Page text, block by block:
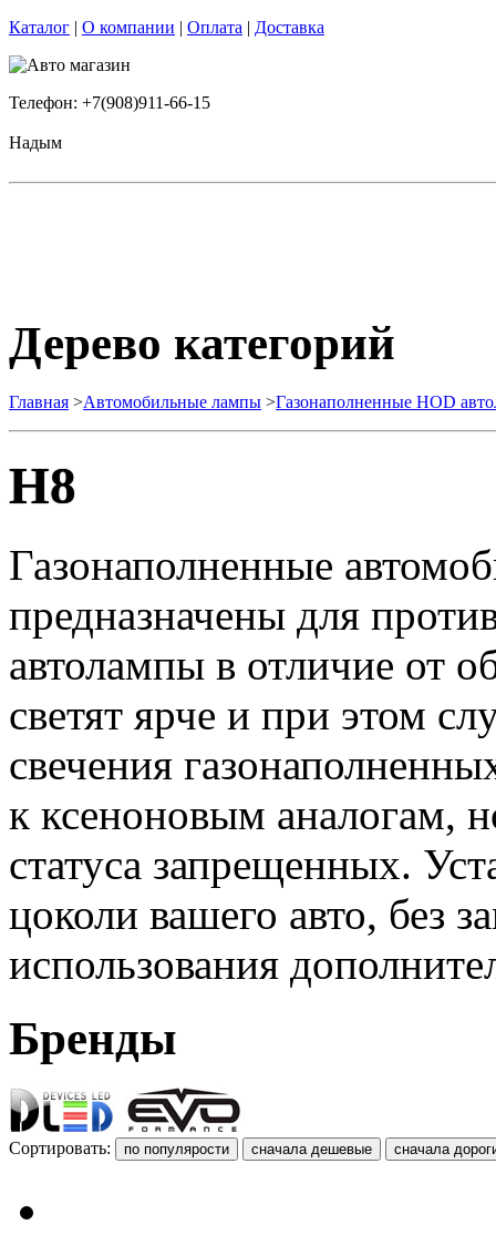
Каталог | О компании | Оплата | Доставка
Телефон: +7(908)911-66-15
Надым
Дерево категорий
Главная >Автомобильные лампы >Газонаполненные HOD
H8
Газонаполненные
предназначены для
автолампы в отличие от
светят ярче и при этом
свечения
к ксеноновым аналогам,
статуса запрещенных.
цоколи вашего авто, без
использования
Бренды
Сортировать: